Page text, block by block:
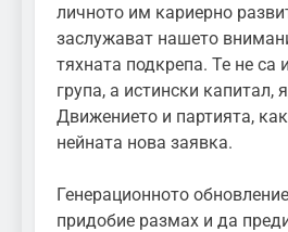
личното им кариерно
заслужават нашето
тяхната подкрепа. Те не са
група, а истински капитал,
Движението и партията,
нейната нова заявка.
Генерационното
придобие размах и да